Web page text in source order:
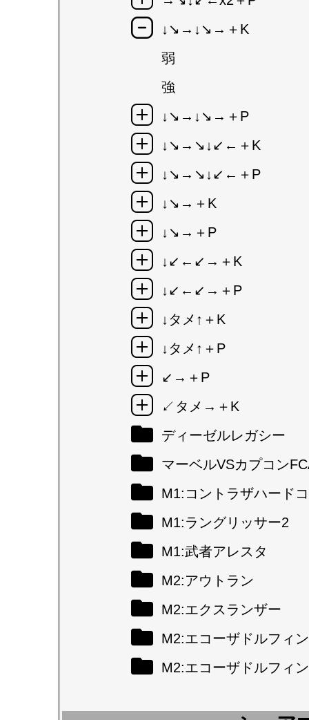
↓↘→↓↘→＋K
弱
強
↓↘→↓↘→＋P
↓↘→↘↓↙←＋K
↓↘→↘↓↙←＋P
↓↘→＋K
↓↘→＋P
↓↙←↙→＋K
↓↙←↙→＋P
↓タメ↑＋K
↓タメ↑＋P
↙→＋P
↙タメ→＋K
ディーゼルレガシー
マーベルVSカプコン
M1:コントラザハード
M1:ラングリッサー2
M1:武者アレスタ
M2:アウトラン
M2:エクスランザー
M2:エコーザドルフィン
M2:エコーザドルフィ